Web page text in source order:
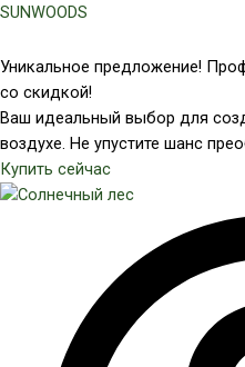
Перейти
содержимому
SUNWOODS
Уникальное предложение!
со скидкой!
Ваш идеальный выбор для
воздухе. Не упустите шанс
Купить сейчас